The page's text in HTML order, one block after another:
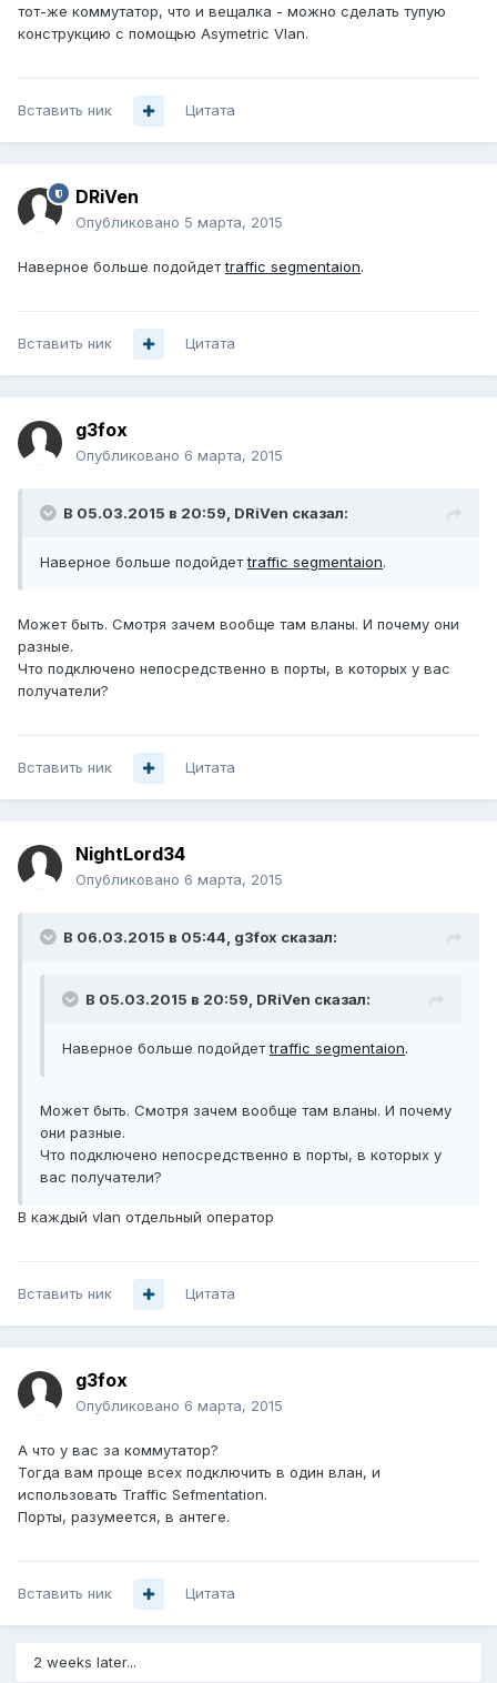
тот-же коммутатор, что и вещалка - можно сделать тупую
конструкцию с помощью Asymetric Vlan.
Вставить ник Цитата
DRiVen
Опубликовано 5 марта, 2015
Наверное больше подойдетtraffic segmentaion.
Вставить ник Цитата
g3fox
Опубликовано 6 марта, 2015
В 05.03.2015 в 20:59, DRiVen сказал:
Наверное больше подойдетtraffic segmentaion.
Может быть. Смотря зачем вообще там вланы. И почему они
разные.
Что подключено непосредственно в порты, в которых у вас
получатели?
Вставить ник Цитата
NightLord34
Опубликовано 6 марта, 2015
В 06.03.2015 в 05:44, g3fox сказал:
В 05.03.2015 в 20:59, DRiVen сказал:
Наверное больше подойдетtraffic segmentaion.
Может быть. Смотря зачем вообще там вланы. И почему
они разные.
Что подключено непосредственно в порты, в которых у
вас получатели?
В каждый vlan отдельный оператор
Вставить ник Цитата
g3fox
Опубликовано 6 марта, 2015
А что у вас за коммутатор?
Тогда вам проще всех подключить в один влан, и
использовать Traffic Sefmentation.
Порты, разумеется, в антеге.
Вставить ник Цитата
2 weeks later...